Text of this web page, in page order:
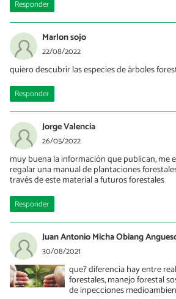
Responder
Marlon sojo
22/08/2022
quiero descubrir las especies de árboles
Responder
Jorge Valencia
26/05/2022
muy buena la información que publican, me
regalar una manual de plantaciones
través de este material a futuros forestales
Responder
Juan Antonio Micha Obiang
30/08/2021
que? diferencia hay entre
forestales, manejo forestal
de inpecciones